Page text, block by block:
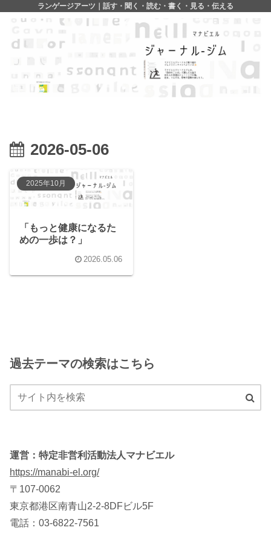
ランゲージアーツ｜話す・聞く・読む・書く・見る・伝える
2026-05-06
2025年10月
「もっと健康になるた
めの一歩は？」
2026.05.06
過去テーマの検索はこちら
運営：特定非営利活動法人マナビエル
https://manabi-el.org/
〒107-0062
東京都港区南青山2-2-8DFビル5F
電話：03-6822-7561